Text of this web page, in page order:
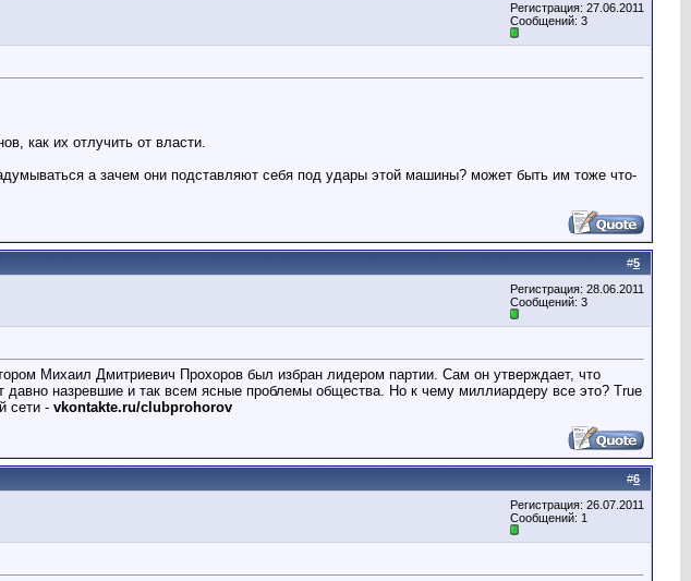
Регистрация: 27.06.2011
Сообщений: 3
как их отлучить от власти.
а зачем они подставляют себя под удары этой машины? может быть им тоже что-
#5
Регистрация: 28.06.2011
Сообщений: 3
Михаил Дмитриевич Прохоров был избран лидером партии. Сам он утверждает, что
давно назревшие и так всем ясные проблемы общества. Но к чему миллиардеру все это? True
сети - vkontakte.ru/clubprohorov
#6
Регистрация: 26.07.2011
Сообщений: 1